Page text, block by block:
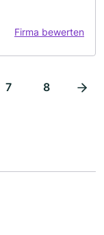
Firma bewerten
7 8